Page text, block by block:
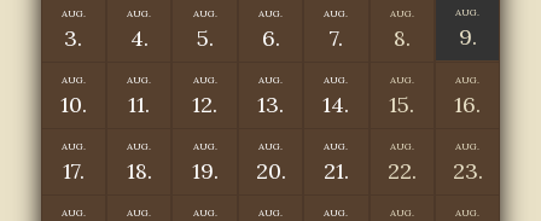
AUG.
3.
AUG.
4.
AUG.
5.
AUG.
6.
AUG.
7.
AUG.
8.
AUG.
9.
AUG.
10.
AUG.
11.
AUG.
12.
AUG.
13.
AUG.
14.
AUG.
15.
AUG.
16.
AUG.
17.
AUG.
18.
AUG.
19.
AUG.
20.
AUG.
21.
AUG.
22.
AUG.
23.
AUG. AUG. AUG. AUG. AUG. AUG. AUG.